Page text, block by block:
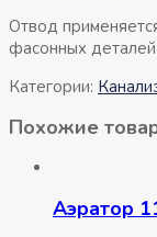
Отвод
фасонных деталей
Категории:
Похожие
Аэратор